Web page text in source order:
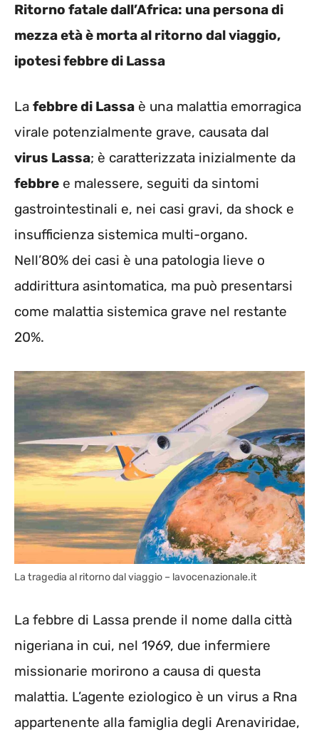
Ritorno fatale dall’Africa: una persona di
mezza età è morta al ritorno dal viaggio,
ipotesi febbre di Lassa
La febbre di Lassa è una malattia emorragica
virale potenzialmente grave, causata dal
virus Lassa; è caratterizzata inizialmente da
febbre e malessere, seguiti da sintomi
gastrointestinali e, nei casi gravi, da shock e
insufficienza sistemica multi-organo.
Nell’80% dei casi è una patologia lieve o
addirittura asintomatica, ma può presentarsi
come malattia sistemica grave nel restante
20%.
La tragedia al ritorno dal viaggio – lavocenazionale.it
La febbre di Lassa prende il nome dalla città
nigeriana in cui, nel 1969, due infermiere
missionarie morirono a causa di questa
malattia. L’agente eziologico è un virus a Rna
appartenente alla famiglia degli Arenaviridae,